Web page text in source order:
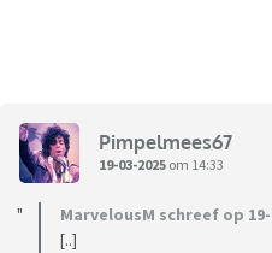
Pimpelmees67
19-03-2025 om 14:33
MarvelousM schreef op 19-
[..]